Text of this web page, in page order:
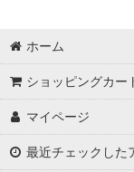
ホーム
ショッピングカー
マイページ
最近チェックした